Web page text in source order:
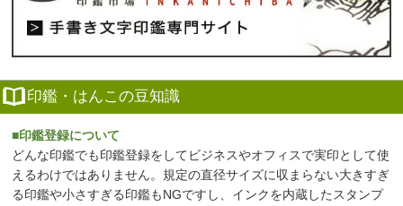
印鑑・はんこの豆知識
■印鑑登録について
どんな印鑑でも印鑑登録をしてビジネスやオフィスで実印として使
えるわけではありません。規定の直径サイズに収まらない大きすぎ
る印鑑や小さすぎる印鑑もNGですし、インクを内蔵したスタンプ